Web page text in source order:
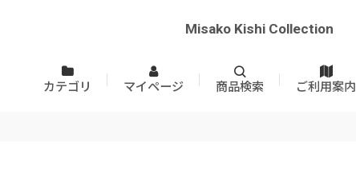
Misako Kishi Collection
カテゴリ マイページ 商品検索 ご利用案内